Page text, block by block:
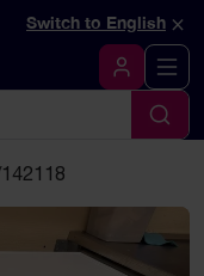
sida
Switch to English ×
Logga in
Sök